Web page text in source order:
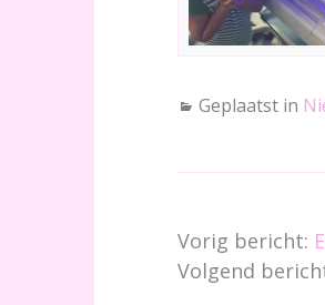
Geplaatst in
Vorig bericht:
Volgend